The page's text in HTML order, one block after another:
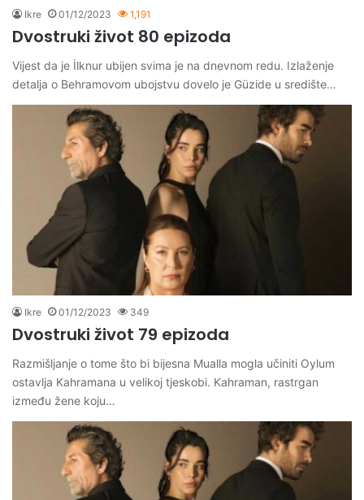
Ikre 01/12/2023 1,191
Dvostruki život 80 epizoda
Vijest da je İlknur ubijen svima je na dnevnom redu. Izlaženje
detalja o Behramovom ubojstvu dovelo je Güzide u središte…
Ikre 01/12/2023 349
Dvostruki život 79 epizoda
Razmišljanje o tome što bi bijesna Mualla mogla učiniti Oylum
ostavlja Kahramana u velikoj tjeskobi. Kahraman, rastrgan
između žene koju…